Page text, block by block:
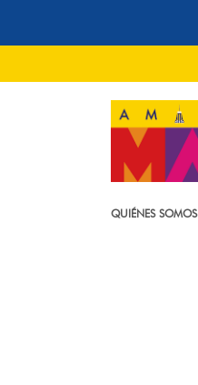
QUIÉNES SOMOS